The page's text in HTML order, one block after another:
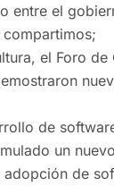
entre el
el Foro
de
un
de